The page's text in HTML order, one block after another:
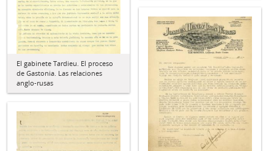
El gabinete Tardieu. El proceso
de Gastonia. Las relaciones
anglo-rusas